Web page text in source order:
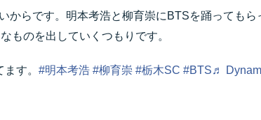
からです。明本考浩と柳育崇にBTSを踊っても
ものを出していくつもりです。
す。 #明本考浩 #柳育崇 #栃木SC #BTS♬